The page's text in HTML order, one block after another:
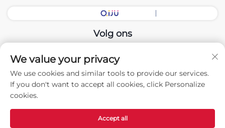
Volg ons
Copyright © 2026 China Guangdong Exhibition Hall Intelligent
Equipment Co., Ltd. Alle rechten voorbehouden. -
Privacybeleid
We value your privacy
We use cookies and similar tools to provide our services.
If you don't want to accept all cookies, click Personalize
cookies.
Accept all